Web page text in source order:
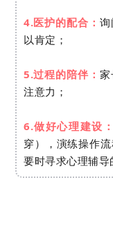
4.医护的配合：
以肯定；
5.过程的陪伴：
注意力；
6.做好心理建设：
穿），演练操作
要时寻求心理辅导